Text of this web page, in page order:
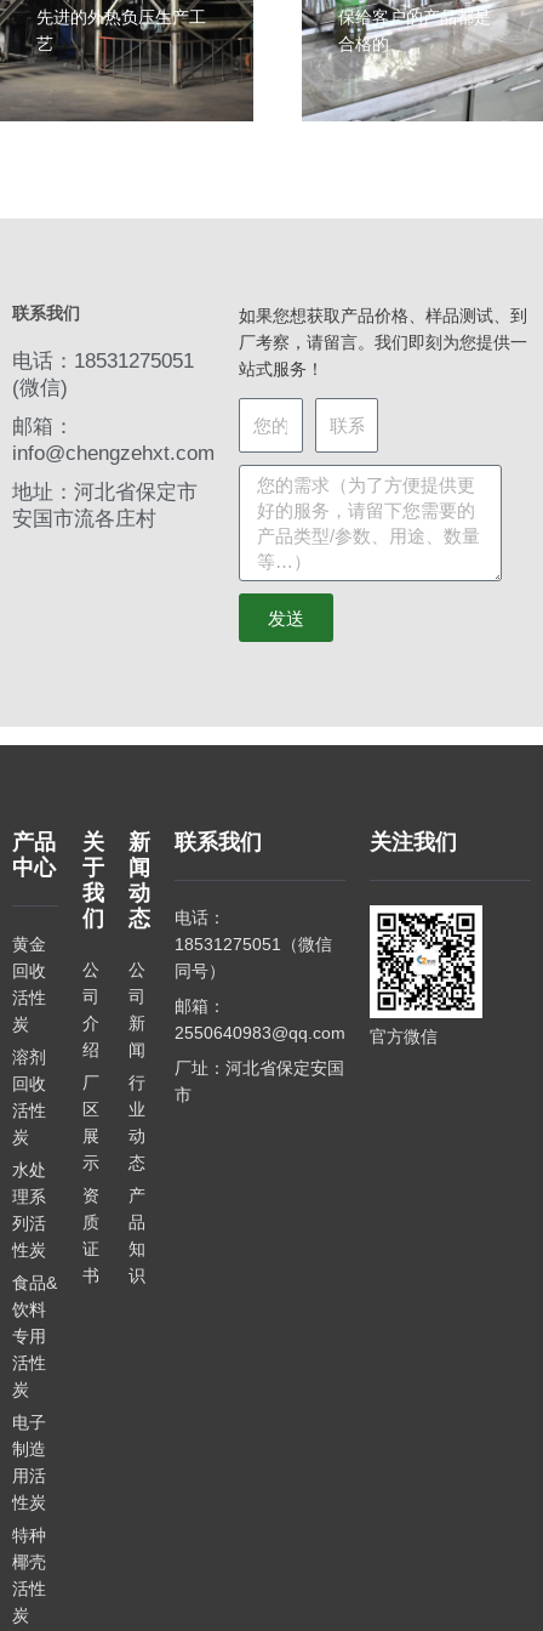
先进的外热负压生产工
艺
保给客户的产品都是
合格的
联系我们
电话：18531275051
(微信)
邮箱：
info@chengzehxt.com
地址：河北省保定市
安国市流各庄村
如果您想获取产品价格、样品测试、到
厂考察，请留言。我们即刻为您提供一
站式服务！
发送
产品
中心
黄金
回收
活性
炭
溶剂
回收
活性
炭
水处
理系
列活
性炭
食品&
饮料
专用
活性
炭
电子
制造
用活
性炭
特种
椰壳
活性
炭
关
于
我
们
公
司
介
绍
厂
区
展
示
资
质
证
书
新
闻
动
态
公
司
新
闻
行
业
动
态
产
品
知
识
联系我们
电话：
18531275051（微信
同号）
邮箱：
2550640983@qq.com
厂址：河北省保定安国
市
关注我们
官方微信